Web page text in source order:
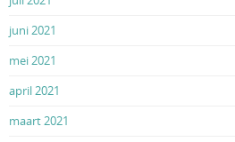
juni 2021
mei 2021
april 2021
maart 2021